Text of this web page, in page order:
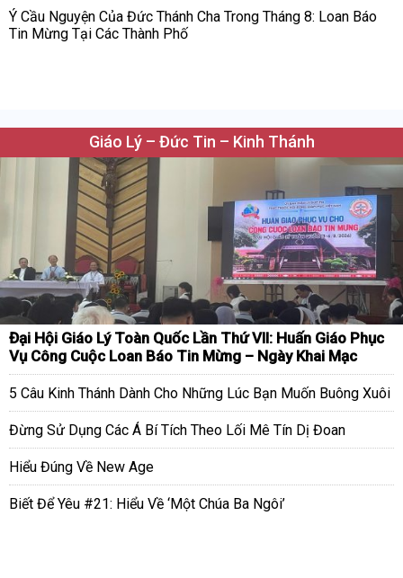
Ý Cầu Nguyện Của Đức Thánh Cha Trong Tháng 8: Loan Báo
Tin Mừng Tại Các Thành Phố
Giáo Lý – Đức Tin – Kinh Thánh
Đại Hội Giáo Lý Toàn Quốc Lần Thứ VII: Huấn Giáo Phục
Vụ Công Cuộc Loan Báo Tin Mừng – Ngày Khai Mạc
5 Câu Kinh Thánh Dành Cho Những Lúc Bạn Muốn Buông Xuôi
Đừng Sử Dụng Các Á Bí Tích Theo Lối Mê Tín Dị Đoan
Hiểu Đúng Về New Age
Biết Để Yêu #21: Hiểu Về ‘Một Chúa Ba Ngôi’